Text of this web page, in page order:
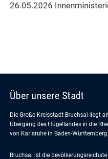
26.05.2026
Über unsere Stadt
Die Große Kreisstadt Bruchsal liegt
Übergang des Hügellandes in die
von Karlsruhe in Baden-Württemberg.
Bruchsal ist die